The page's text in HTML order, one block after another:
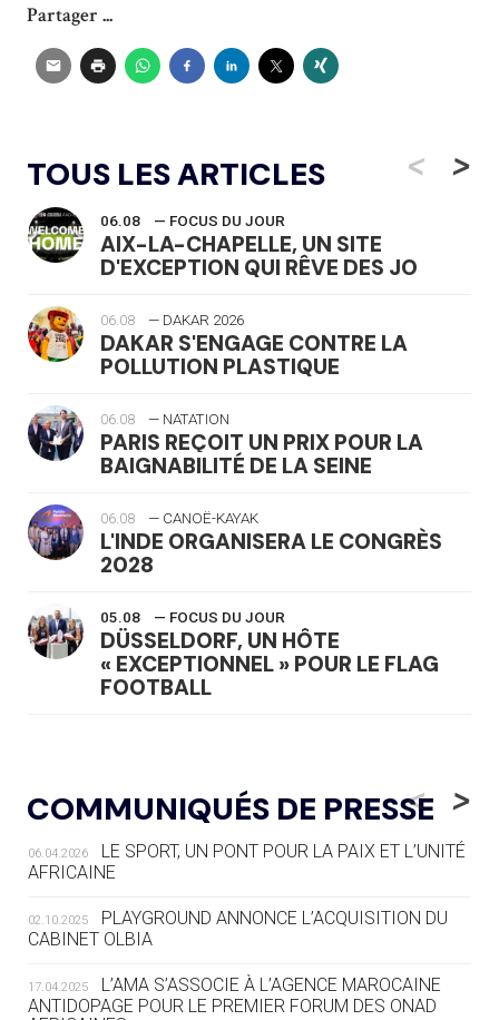
Partager ...
TOUS LES ARTICLES <
06.08 — FOCUS DU JOUR
AIX-LA-CHAPELLE, UN SITE
D'EXCEPTION QUI RÊVE DES JO
06.08 — DAKAR 2026
DAKAR S'ENGAGE CONTRE LA
POLLUTION PLASTIQUE
06.08 — NATATION
PARIS REÇOIT UN PRIX POUR LA
BAIGNABILITÉ DE LA SEINE
06.08 — CANOË-KAYAK
L'INDE ORGANISERA LE CONGRÈS
2028
05.08 — FOCUS DU JOUR
DÜSSELDORF, UN HÔTE
« EXCEPTIONNEL » POUR LE FLAG
FOOTBALL
LE RÊVE DE VOIR LA LUGE ALPINE
AUX JO « N'EST PAS FINI »
05.08 — TIR À L'ARC
DES MONDIAUX À BRISBANE SUR LA
ROUTE DES JO 2032
LE VILLAGE OLYMPIQUE DES ARAVIS
SE DESSINE
>
COMMUNIQUÉS DE PRESSE
<
06.04.2026
LE SPORT, UN PONT POUR LA PAIX ET L’UNITÉ
AFRICAINE
02.10.2025
PLAYGROUND ANNONCE L’ACQUISITION DU
CABINET OLBIA
17.04.2025
L’AMA S’ASSOCIE À L’AGENCE MAROCAINE
ANTIDOPAGE POUR LE PREMIER FORUM DES ONAD
>